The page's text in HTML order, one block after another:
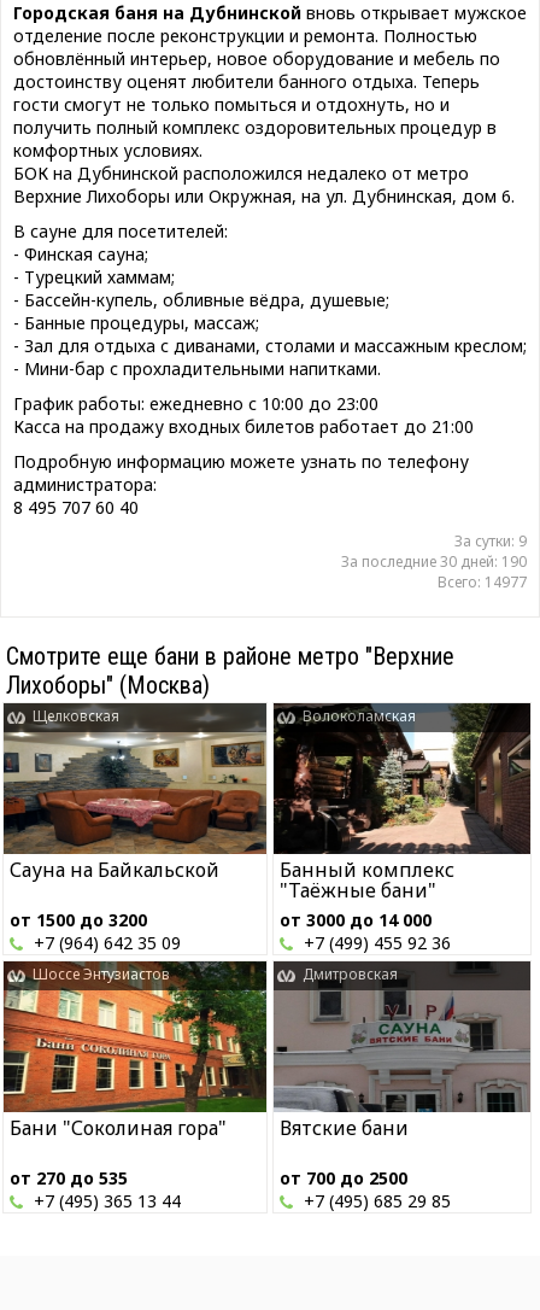
Городская баня на Дубнинской вновь открывает мужское
отделение после реконструкции и ремонта. Полностью
обновлённый интерьер, новое оборудование и мебель по
достоинству оценят любители банного отдыха. Теперь
гости смогут не только помыться и отдохнуть, но и
получить полный комплекс оздоровительных процедур в
комфортных условиях.
БОК на Дубнинской расположился недалеко от метро
Верхние Лихоборы или Окружная, на ул. Дубнинская, дом 6.
В сауне для посетителей:
- Финская сауна;
- Турецкий хаммам;
- Бассейн-купель, обливные вёдра, душевые;
- Банные процедуры, массаж;
- Зал для отдыха с диванами, столами и массажным креслом;
- Мини-бар с прохладительными напитками.
График работы: ежедневно с 10:00 до 23:00
Касса на продажу входных билетов работает до 21:00
Подробную информацию можете узнать по телефону
администратора:
8 495 707 60 40
За сутки: 9
За последние 30 дней: 190
Всего: 14977
Смотрите еще бани в районе метро "Верхние
Лихоборы" (Москва)
Сауна на Байкальской
от 1500 до 3200
Щелковская
+7 (964) 642 35 09
Банный комплекс
"Таёжные бани"
от 3000 до 14 000
Волоколамская
+7 (499) 455 92 36
Бани "Соколиная гора"
от 270 до 535
Шоссе Энтузиастов
+7 (495) 365 13 44
Вятские бани
от 700 до 2500
Дмитровская
+7 (495) 685 29 85